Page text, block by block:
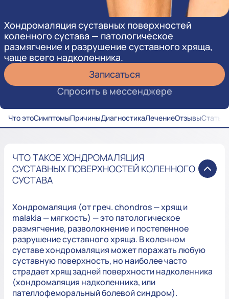
Хондромаляция суставных поверхностей
коленного сустава — патологическое
размягчение и разрушение суставного хряща,
чаще всего надколенника.
Записаться
Спросить в мессенджере
Что этоСимптомыПричиныДиагностикаЛечениеОтзывыСтатьи
ЧТО ТАКОЕ ХОНДРОМАЛЯЦИЯ
СУСТАВНЫХ ПОВЕРХНОСТЕЙ КОЛЕННОГО
СУСТАВА
Хондромаляция (от греч. chondros — хрящ и
malakia — мягкость) — это патологическое
размягчение, разволокнение и постепенное
разрушение суставного хряща. В коленном
суставе хондромаляция может поражать любую
суставную поверхность, но наиболее часто
страдает хрящ задней поверхности надколенника
(хондромаляция надколенника, или
пателлофеморальный болевой синдром).